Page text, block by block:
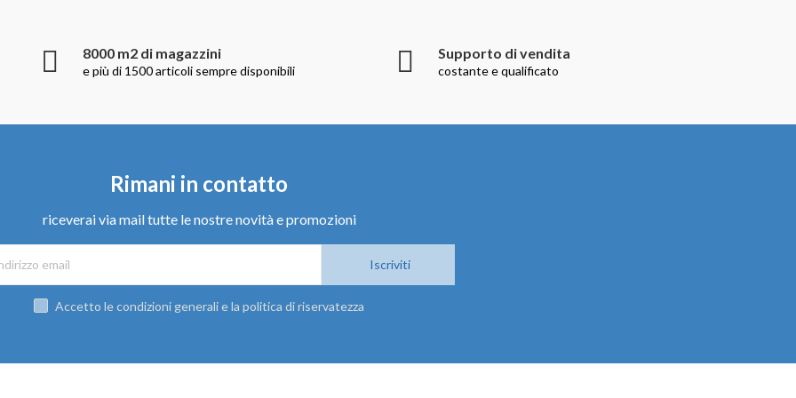
8000 m2 di magazzini
e più di 1500 articoli sempre disponibili
Supporto di vendita
costante e qualificato
Rimani in contatto
riceverai via mail tutte le nostre novità e promozioni
Iscriviti
Accetto le condizioni generali e la politica di riservatezza